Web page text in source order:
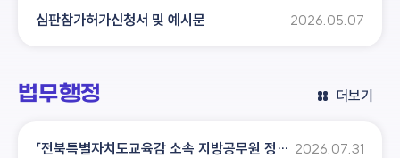
심판참가허가신청서 및 예시문 2026.05.07
법무행정
「전북특별자치도교육감 소속 지방공무원 정원 규칙」 일부개정규칙안 입법예고 2026.07.31
더보기